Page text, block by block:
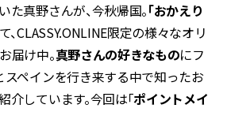
真野さんが、今秋帰国。「おかえり
、CLASSY.ONLINE限定の様々なオリ
届け中。真野さんの好きなものにフ
スペインを行き来する中で知ったお
しています。今回は「ポイントメイ